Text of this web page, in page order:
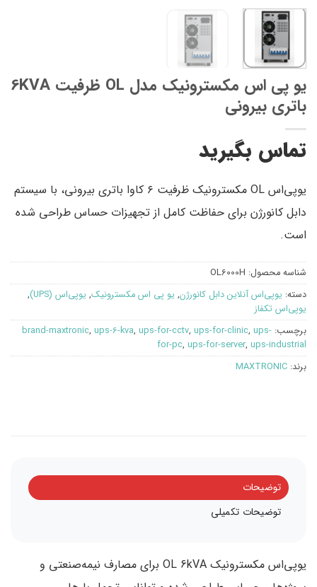
یو پی اس مکسترونیک مدل OL ظرفیت 6KVA
باتری بیرونی
تماس بگیرید
یو‌پی‌اس OL مکسترونیک ظرفیت ۶ کاوا باتری بیرونی، با سیستم
دابل کانورژن برای حفاظت کامل از تجهیزات حساس طراحی شده
است.
شناسه محصول: OL6000H
دسته: یوپی‌اس آنلاین دابل کانورژن, یو پی اس مکسترونیک, یوپی‌اس (UPS)
,
یوپی‌اس تکفاز
برچسب:
brand-maxtronic, ups-6-kva, ups-for-cctv, ups-for-clinic, ups-
for-pc, ups-for-server, ups-industrial
برند: MAXTRONIC
توضیحات
توضیحات تکمیلی
یو‌پی‌اس مکسترونیک OL 6kVA برای مصارف نیمه‌صنعتی و